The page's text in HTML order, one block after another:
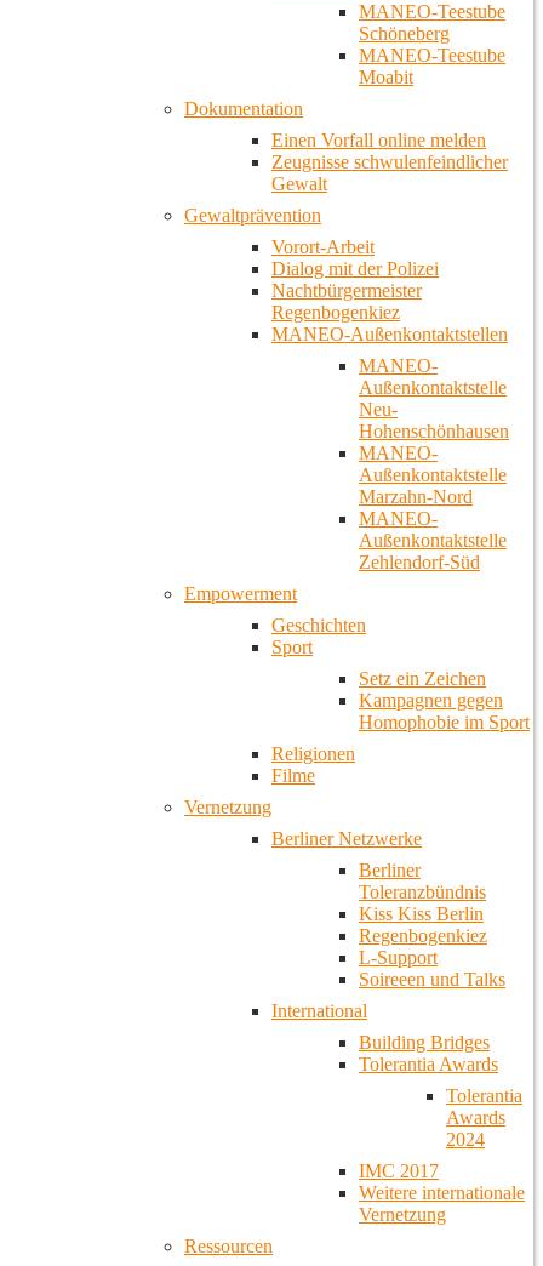
MANEO-Teestube
Schöneberg
MANEO-Teestube
Moabit
Dokumentation
Einen Vorfall online melden
Zeugnisse schwulenfeindlicher
Gewalt
Gewaltprävention
Vorort-Arbeit
Dialog mit der Polizei
Nachtbürgermeister
Regenbogenkiez
MANEO-Außenkontaktstellen
MANEO-
Außenkontaktstelle
Neu-
Hohenschönhausen
MANEO-
Außenkontaktstelle
Marzahn-Nord
MANEO-
Außenkontaktstelle
Zehlendorf-Süd
Empowerment
Geschichten
Sport
Setz ein Zeichen
Kampagnen gegen
Homophobie im Sport
Religionen
Filme
Vernetzung
Berliner Netzwerke
Berliner
Toleranzbündnis
Kiss Kiss Berlin
Regenbogenkiez
L-Support
Soireeen und Talks
International
Building Bridges
Tolerantia Awards
Tolerantia
Awards
2024
IMC 2017
Weitere internationale
Vernetzung
Ressourcen